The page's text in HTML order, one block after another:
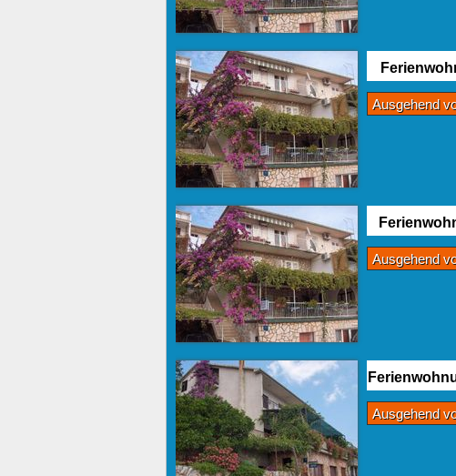
Ausgehend
Ausgehend
Ausgehend